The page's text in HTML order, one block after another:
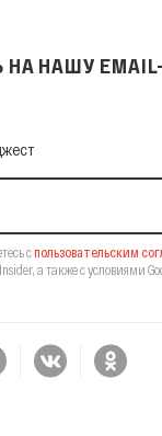
НАШУ
Email-рассылку
спользовательским
а также с условиями